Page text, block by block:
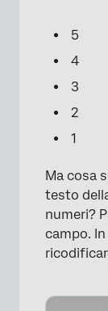
5
4
3
2
1
Ma cosa
testo
numeri?
campo.